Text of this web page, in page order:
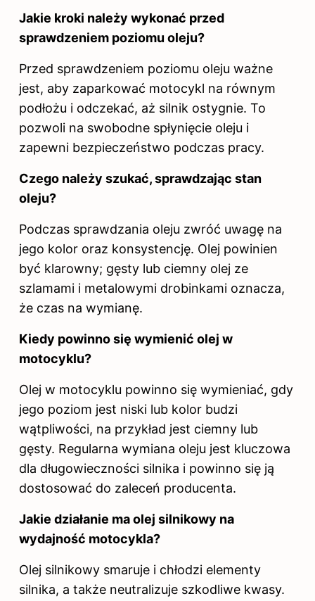
Jakie kroki należy wykonać przed
sprawdzeniem poziomu oleju?
Przed sprawdzeniem poziomu oleju ważne
jest, aby zaparkować motocykl na równym
podłożu i odczekać, aż silnik ostygnie. To
pozwoli na swobodne spłynięcie oleju i
zapewni bezpieczeństwo podczas pracy.
Czego należy szukać, sprawdzając stan
oleju?
Podczas sprawdzania oleju zwróć uwagę na
jego kolor oraz konsystencję. Olej powinien
być klarowny; gęsty lub ciemny olej ze
szlamami i metalowymi drobinkami oznacza,
że czas na wymianę.
Kiedy powinno się wymienić olej w
motocyklu?
Olej w motocyklu powinno się wymieniać, gdy
jego poziom jest niski lub kolor budzi
wątpliwości, na przykład jest ciemny lub
gęsty. Regularna wymiana oleju jest kluczowa
dla długowieczności silnika i powinno się ją
dostosować do zaleceń producenta.
Jakie działanie ma olej silnikowy na
wydajność motocykla?
Olej silnikowy smaruje i chłodzi elementy
silnika, a także neutralizuje szkodliwe kwasy.